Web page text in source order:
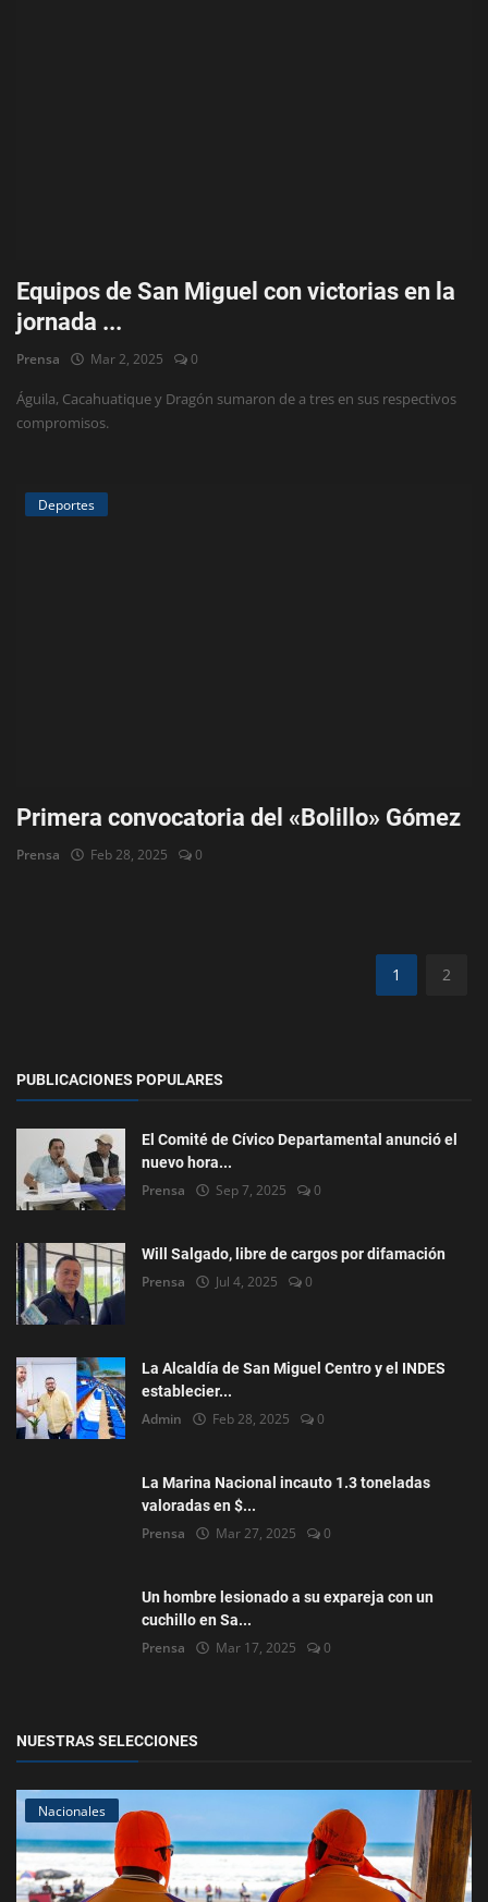
Equipos de San Miguel con victorias en la
jornada ...
Prensa Mar 2, 2025 0
Águila, Cacahuatique y Dragón sumaron de a tres en sus respectivos
compromisos.
Deportes
Primera convocatoria del «Bolillo» Gómez
Prensa Feb 28, 2025 0
1 2
PUBLICACIONES POPULARES
El Comité de Cívico Departamental anunció el
nuevo hora...
Prensa Sep 7, 2025 0
Will Salgado, libre de cargos por difamación
Prensa Jul 4, 2025 0
La Alcaldía de San Miguel Centro y el INDES
establecier...
Admin Feb 28, 2025 0
La Marina Nacional incauto 1.3 toneladas
valoradas en $...
Prensa Mar 27, 2025 0
Un hombre lesionado a su expareja con un
cuchillo en Sa...
Prensa Mar 17, 2025 0
NUESTRAS SELECCIONES
Nacionales